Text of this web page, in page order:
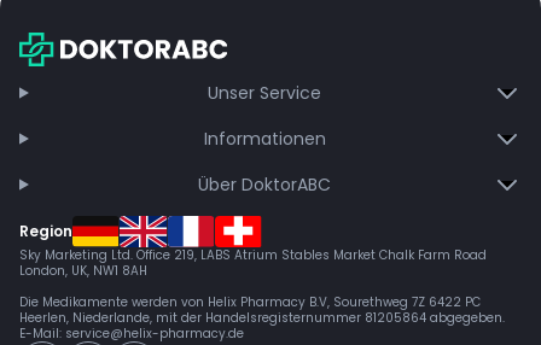
Stressabbau: Unterstützt die mentale Entspannung und kann
und ein Gefühl der Ruhe fördern
: Kann chronische Schmerzen lindern und
Stimmungsaufhellung
: Kann depressive Symptome mindern
und die Stimmung heben
die persönliche Verträglichkeit zu testen
Nicht für Anfänger geeignet; hohe Potenz erfordert Erfahrung
Unser Service
Informationen
Über DoktorABC
Region
Sky Marketing Ltd. Office 219, LABS Atrium Stables Market Chalk Farm Road
London, UK, NW1 8AH
Die Medikamente werden von Helix Pharmacy B.V, Sourethweg 7Z 6422 PC
Heerlen, Niederlande, mit der Handelsregisternummer 81205864 abgegeben.
E-Mail: service@helix-pharmacy.de